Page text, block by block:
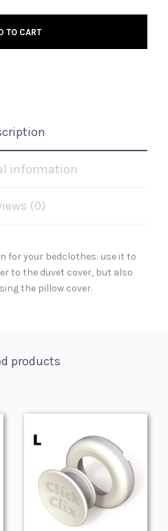
TO CART
information
(0)
for your bedclothes: use it to
to the duvet cover, but also
the pillow cover.
products